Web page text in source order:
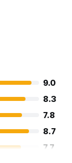
9.0
8.3
7.8
8.7
7.7